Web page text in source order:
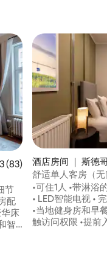
分 4.93 分（满分 5 分）
(83)
节
配
床
智
酒店房间 ｜ 斯德
舒适单人客房（
•可住1人 •带淋浴
• LED智能电视 •
•当地健身房和早
触访问权限 •提前